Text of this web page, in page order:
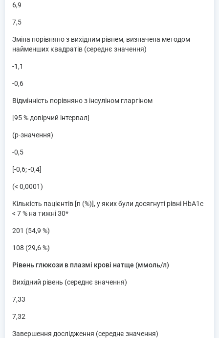
6,9
7,5
Зміна порівняно з вихідним рівнем, визначена методом
найменших квадратів (середнє значення)
-1,1
-0,6
Відмінність порівняно з інсуліном гларгіном
[95 % довірчий інтервал]
(p-значення)
-0,5
[-0,6; -0,4]
(< 0,0001)
Кількість пацієнтів [n (%)], у яких були досягнуті рівні HbA1c
< 7 % на тижні 30*
201 (54,9 %)
108 (29,6 %)
Рівень глюкози в плазмі крові натще (ммоль/л)
Вихідний рівень (середнє значення)
7,33
7,32
Завершення дослідження (середнє значення)